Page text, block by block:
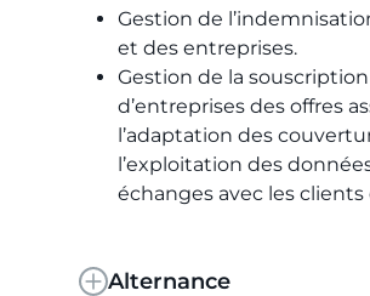
Gestion de
et des entreprises.
Gestion de la
d’entreprises des offres
l’adaptation des
l’exploitation des
échanges avec les clients
Alternance